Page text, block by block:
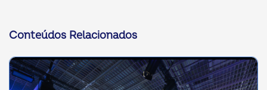
Conteúdos Relacionados